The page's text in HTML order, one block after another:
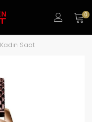
0
Kadın Saat